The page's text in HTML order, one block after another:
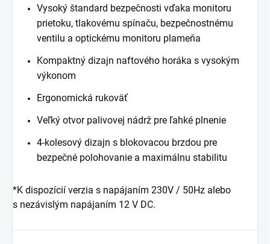
Vysoký štandard bezpečnosti vďaka monitoru
prietoku, tlakovému spínaču, bezpečnostnému
ventilu a optickému monitoru plameňa
Kompaktný dizajn naftového horáka s vysokým
výkonom
Ergonomická rukoväť
Veľký otvor palivovej nádrž pre ľahké plnenie
4-kolesový dizajn s blokovacou brzdou pre
bezpečné polohovanie a maximálnu stabilitu
*K dispozícií verzia s napájaním 230V / 50Hz alebo
s nezávislým napájaním 12 V DC.